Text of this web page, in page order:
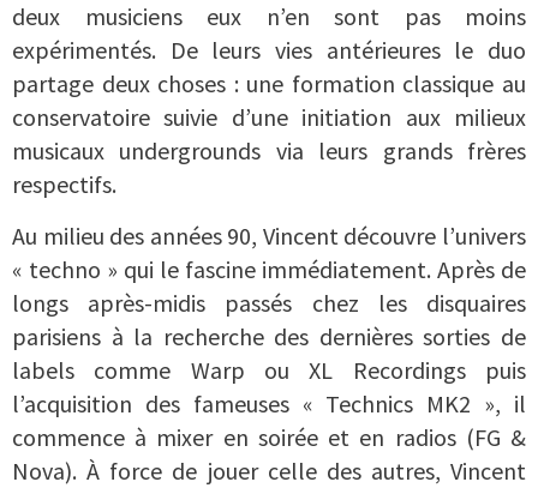
deux musiciens eux n’en sont pas moins
expérimentés. De leurs vies antérieures le duo
partage deux choses : une formation classique au
conservatoire suivie d’une initiation aux milieux
musicaux undergrounds via leurs grands frères
respectifs.
Au milieu des années 90, Vincent découvre l’univers
« techno » qui le fascine immédiatement. Après de
longs après-midis passés chez les disquaires
parisiens à la recherche des dernières sorties de
labels comme Warp ou XL Recordings puis
l’acquisition des fameuses « Technics MK2 », il
commence à mixer en soirée et en radios (FG &
Nova). À force de jouer celle des autres, Vincent